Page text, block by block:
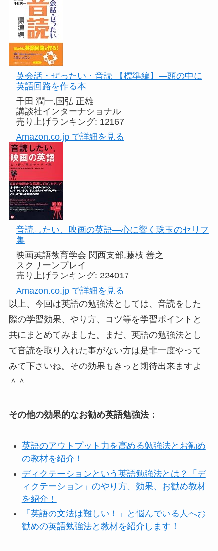
英会話・ぜったい・音読 【標準編】—頭の中に
英語回路を作る本
千田 潤一,国弘 正雄
講談社インターナショナル
売り上げランキング: 12167
Amazon.co.jp で詳細を見る
音読したい、映画の英語―心に響く珠玉のセリフ
集
映画英語教育学会 関西支部,藤枝 善之
スクリーンプレイ
売り上げランキング: 224017
Amazon.co.jp で詳細を見る
以上、今回は英語の勉強法としては、音読をした
際の学習効果、やり方、コツ等を学習ポイントと
共にまとめてみました。まだ、英語の勉強法とし
て音読を取り入れた事がない方は是非一度やって
みて下さいね。その効果もきっと期待出来ますよ
＾＾
その他の効果的なお勧め英語勉強法：
英語のアウトプット力を高める勉強法とお勧め
の教材を紹介！
ディクテーションという英語勉強法とは？「デ
ィクテーション」のやり方、効果、お勧め教材
を紹介！
「英語の文法は難しい！」と悩んでいる人へお
勧めの英語勉強法と教材を紹介します！